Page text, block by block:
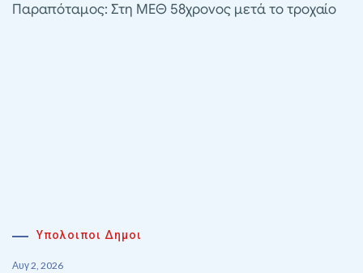
Παραπόταμος: Στη ΜΕΘ 58χρονος μετά το τροχαίο
Υπολοιποι Δημοι
Αυγ 2, 2026